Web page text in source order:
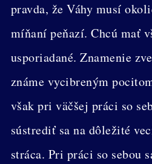
pravda, že Váhy musí
míňaní peňazí. Chcú mať
usporiadané. Znamenie
známe vycibreným
však pri väčšej práci so
sústrediť sa na dôležité
stráca. Pri práci so sebou